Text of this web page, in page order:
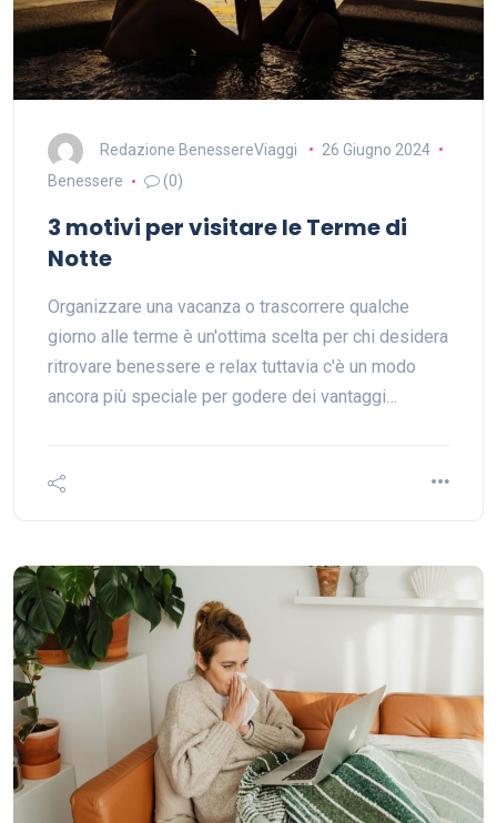
Redazione BenessereViaggi
26 Giugno 2024
Benessere
(0)
3 motivi per visitare le Terme di
Notte
Organizzare una vacanza o trascorrere qualche
giorno alle terme è un'ottima scelta per chi desidera
ritrovare benessere e relax tuttavia c'è un modo
ancora più speciale per godere dei vantaggi…